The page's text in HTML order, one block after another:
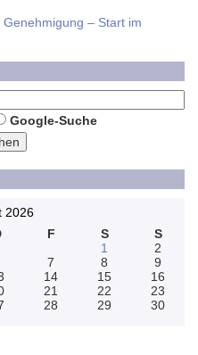
– Start im
Google-Suche
2026
F S
S
1
2
7 8
9
14 15
16
21 22
23
28 29
30